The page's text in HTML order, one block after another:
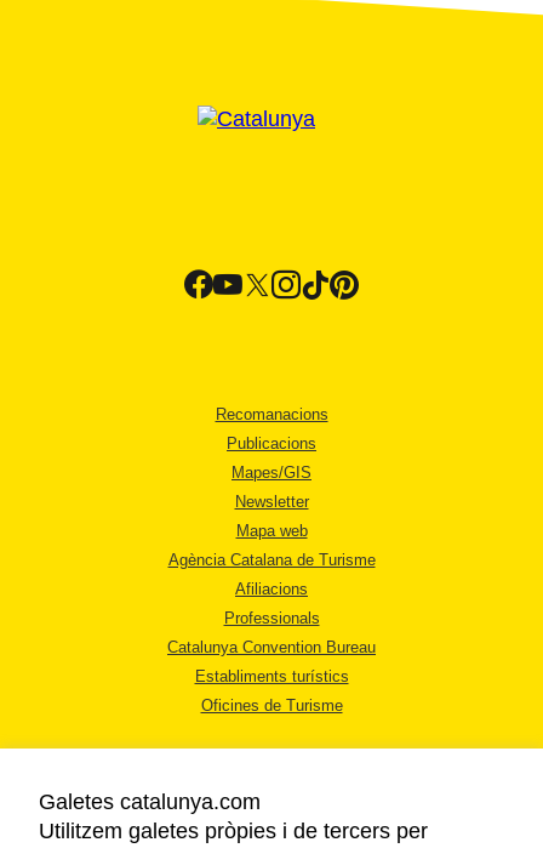
Recomanacions
Publicacions
Mapes/GIS
Newsletter
Mapa web
Agència Catalana de Turisme
Afiliacions
Professionals
Catalunya Convention Bureau
Establiments turístics
Oficines de Turisme
Galetes catalunya.com
Utilitzem galetes pròpies i de tercers per